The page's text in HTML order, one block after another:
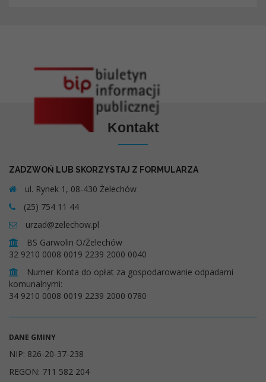
Kontakt
ZADZWOŃ LUB SKORZYSTAJ Z FORMULARZA
ul. Rynek 1, 08-430 Żelechów
(25) 754 11 44
urzad@zelechow.pl
BS Garwolin O/Żelechów
32 9210 0008 0019 2239 2000 0040
Numer Konta do opłat za gospodarowanie odpadami
komunalnymi:
34 9210 0008 0019 2239 2000 0780
DANE GMINY
NIP: 826-20-37-238
REGON: 711 582 204